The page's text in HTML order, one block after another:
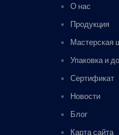
О нас
Продукция
Мастерская
Упаковка и
Сертификат
Новости
Блог
Карта сайта